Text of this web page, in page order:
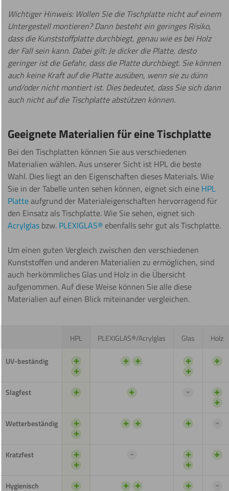
Wichtiger Hinweis: Wollen Sie die Tischplatte nicht auf einem
Untergestell montieren? Dann besteht ein geringes Risiko,
dass die Kunststoffplatte durchbiegt, genau wie es bei Holz
der Fall sein kann. Dabei gilt: Je dicker die Platte, desto
geringer ist die Gefahr, dass die Platte durchbiegt. Sie können
auch keine Kraft auf die Platte ausüben, wenn sie zu dünn
und/oder nicht montiert ist. Dies bedeutet, dass Sie sich dann
auch nicht auf die Tischplatte abstützen können.
Geeignete Materialien für eine Tischplatte
Bei den Tischplatten können Sie aus verschiedenen
Materialien wählen. Aus unserer Sicht ist HPL die beste
Wahl. Dies liegt an den Eigenschaften dieses Materials. Wie
Sie in der Tabelle unten sehen können, eignet sich eine HPL
Platteaufgrund der Materialeigenschaften hervorragend für
den Einsatz als Tischplatte. Wie Sie sehen, eignet sich
Acrylglas bzw. PLEXIGLAS® ebenfalls sehr gut als Tischplatte.
Um einen guten Vergleich zwischen den verschiedenen
Kunststoffen und anderen Materialien zu ermöglichen, sind
auch herkömmliches Glas und Holz in die Übersicht
aufgenommen. Auf diese Weise können Sie alle diese
Materialien auf einen Blick miteinander vergleichen.
HPL PLEXIGLAS®/Acrylglas Glas Holz
UV-beständig +
+
+ + +
+
+
Slagfest + + - +
+
Wetterbeständig +
+
+ + + -
Kratzfest +
+
- +
+
+
Hygienisch + + + + -